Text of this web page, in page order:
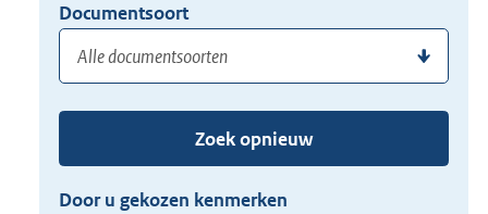
of
(dossier)nummer
hier
uw
zoekterm
of
(dossier)nummer
in
Documentsoort
of
de
Zoek opnieuw
Door u gekozen kenmerken